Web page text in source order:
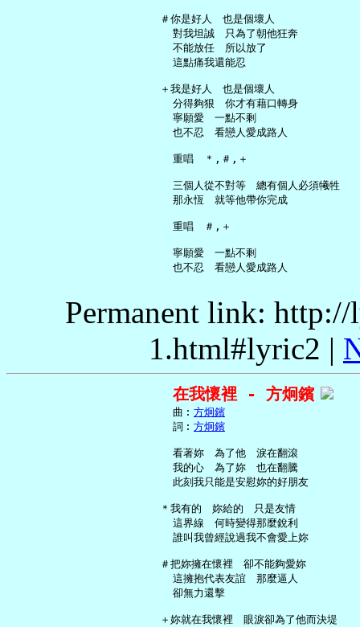
   ＃你是好人　也是個壞人
     對我坦誠　只為了朝他狂奔
     不能放任　所以放了
     這點痛我還能忍
   ＋我是好人　也是個壞人
     分得夠狠　你才有藉口轉身
     寧願愛　一點不剩
     也不忍　看戀人愛成路人
     重唱　＊,＃,＋
     三個人從不對等　總有個人必須犧牲
     那永恆　就等他帶你完成
     重唱　＃,＋
     寧願愛　一點不剩
Permanent link:
1.html#lyric2 |
在我懷裡 - 方炯鑌
     曲︰
方炯鑌
     詞︰
方炯鑌
     看著妳　為了他　淚在翻滾
     我的心　為了妳　也在翻騰
     此刻我只能是安慰妳的好朋友
   ＊我有的　妳給的　只是友情
     這界線　何時變得那麼銳利
     誰叫我曾經說過我不會愛上妳
   ＃把妳擁在懷裡　卻不能夠愛妳
     這擁抱代表友誼　那麼逼人
     卻無力還擊
   ＋妳就在我懷裡　眼淚卻為了他而決堤